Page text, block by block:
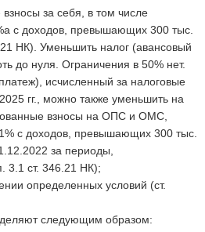
за себя, в том числе
с доходов, превышающих 300 тыс.
НК). Уменьшить налог (авансовый
до нуля. Ограничения в 50% нет.
исчисленный за налоговые
гг., можно также уменьшить на
взносы на ОПС и ОМС,
с доходов, превышающих 300 тыс.
за периоды,
3.1 ст. 346.21 НК);
определенных условий (ст.
следующим образом: